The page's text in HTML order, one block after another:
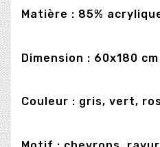
Matière : 85%
Dimension : 60x180 cm
Couleur : gris, vert,